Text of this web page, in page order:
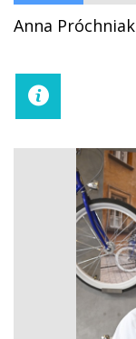
Anna Próchniak